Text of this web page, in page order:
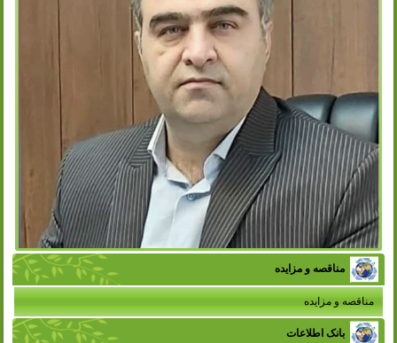
مناقصه و مزایده
مناقصه و مزایده
بانک اطلاعات